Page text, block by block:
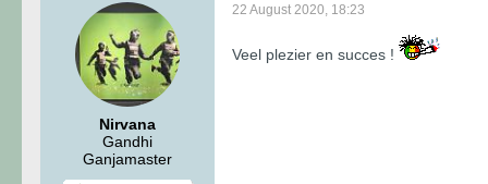
Nirvana
Gandhi
Ganjamaster
22 August 2020, 18:23
Veel plezier en succes !